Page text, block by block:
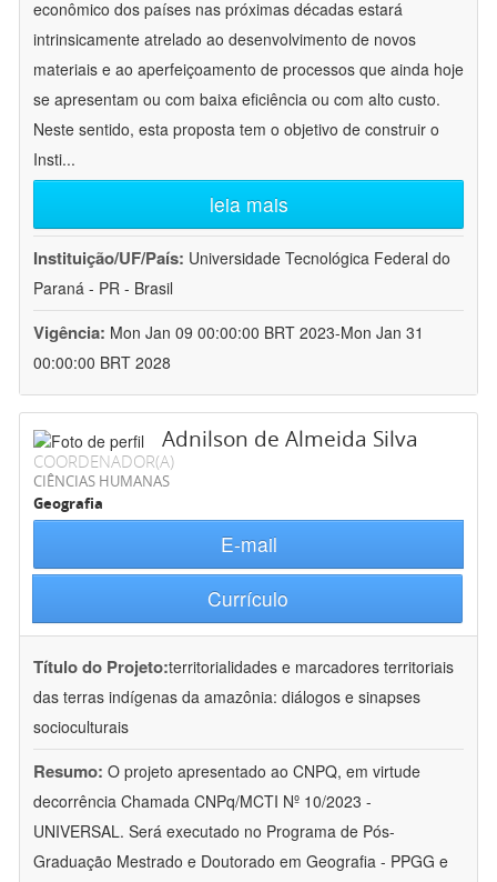
econômico dos países nas próximas décadas estará
intrinsicamente atrelado ao desenvolvimento de novos
materiais e ao aperfeiçoamento de processos que ainda hoje
se apresentam ou com baixa eficiência ou com alto custo.
Neste sentido, esta proposta tem o objetivo de construir o
Insti...
leia mais
Instituição/UF/País: Universidade Tecnológica Federal do
Paraná - PR - Brasil
Vigência: Mon Jan 09 00:00:00 BRT 2023-Mon Jan 31
00:00:00 BRT 2028
Adnilson de Almeida Silva
COORDENADOR(A)
CIÊNCIAS HUMANAS
Geografia
E-mail
Currículo
Título do Projeto:territorialidades e marcadores territoriais
das terras indígenas da amazônia: diálogos e sinapses
socioculturais
Resumo: O projeto apresentado ao CNPQ, em virtude
decorrência Chamada CNPq/MCTI Nº 10/2023 -
UNIVERSAL. Será executado no Programa de Pós-
Graduação Mestrado e Doutorado em Geografia - PPGG e